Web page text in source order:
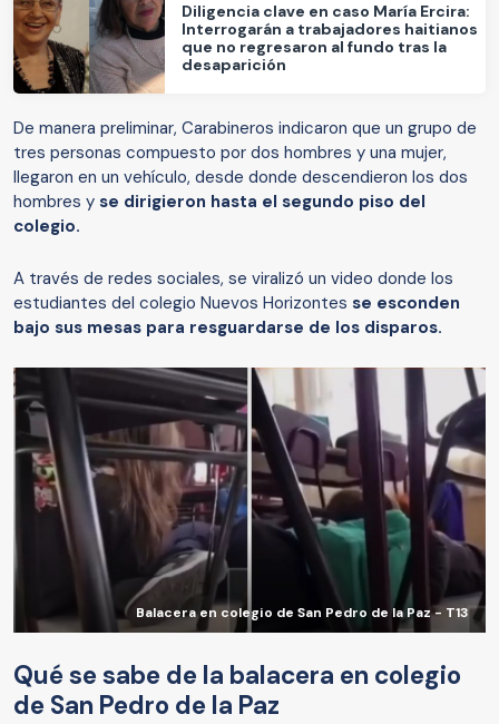
Diligencia clave en caso María Ercira:
Interrogarán a trabajadores haitianos
que no regresaron al fundo tras la
desaparición
De manera preliminar, Carabineros indicaron que un grupo de
tres personas compuesto por dos hombres y una mujer,
llegaron en un vehículo, desde donde descendieron los dos
hombres y se dirigieron hasta el segundo piso del
colegio.
A través de redes sociales, se viralizó un video donde los
estudiantes del colegio Nuevos Horizontes se esconden
bajo sus mesas para resguardarse de los disparos.
Balacera en colegio de San Pedro de la Paz - T13
Qué se sabe de la balacera en colegio
de San Pedro de la Paz